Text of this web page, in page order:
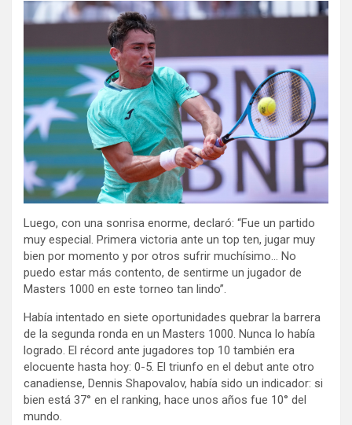
Luego, con una sonrisa enorme, declaró: “Fue un partido
muy especial. Primera victoria ante un top ten, jugar muy
bien por momento y por otros sufrir muchísimo… No
puedo estar más contento, de sentirme un jugador de
Masters 1000 en este torneo tan lindo”.
Había intentado en siete oportunidades quebrar la barrera
de la segunda ronda en un Masters 1000. Nunca lo había
logrado. El récord ante jugadores top 10 también era
elocuente hasta hoy: 0-5. El triunfo en el debut ante otro
canadiense, Dennis Shapovalov, había sido un indicador: si
bien está 37° en el ranking, hace unos años fue 10° del
mundo.